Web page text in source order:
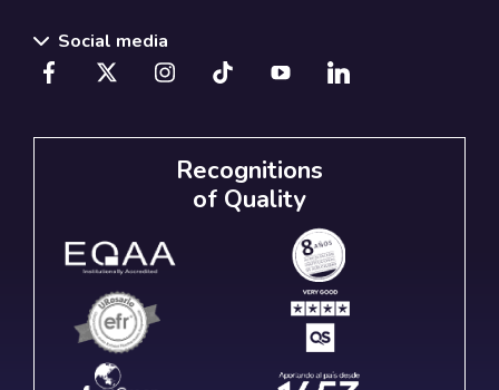
Social media
Recognitions
of Quality